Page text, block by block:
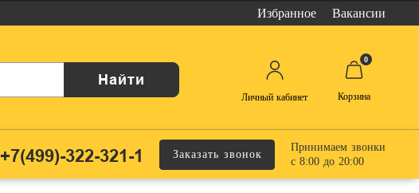
Избранное Вакансии
Найти
Личный кабинет Корзина
0
+7(499)-322-321-1 Заказать звонок
Принимаем звонки
с 8:00 до 20:00